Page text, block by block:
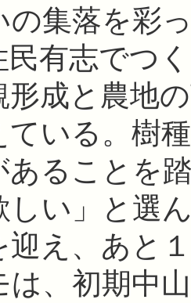
の集落を彩
有志でつ
形成と農地
ている。樹
あることを
しい」と選
迎え、あと
、初期中